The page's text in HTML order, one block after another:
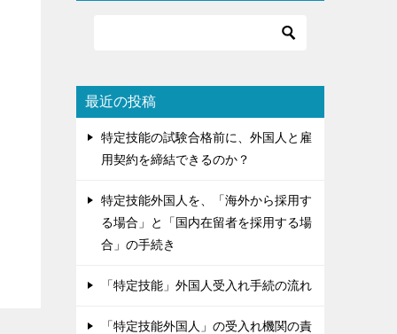
最近の投稿
特定技能の試験合格前に、外国人と雇
用契約を締結できるのか？
特定技能外国人を、「海外から採用す
る場合」と「国内在留者を採用する場
合」の手続き
「特定技能」外国人受入れ手続の流れ
「特定技能外国人」の受入れ機関の責